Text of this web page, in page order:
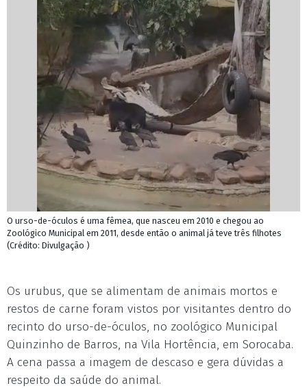
O urso-de-óculos é uma fêmea, que nasceu em 2010 e chegou ao
Zoológico Municipal em 2011, desde então o animal já teve três filhotes
(Crédito: Divulgação )
Os urubus, que se alimentam de animais mortos e
restos de carne foram vistos por visitantes dentro do
recinto do urso-de-óculos, no zoológico Municipal
Quinzinho de Barros, na Vila Hortência, em Sorocaba.
A cena passa a imagem de descaso e gera dúvidas a
respeito da saúde do animal.